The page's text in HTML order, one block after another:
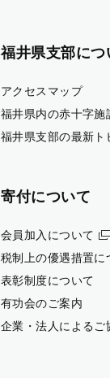
福井県支部につ
アクセスマップ
福井県内の赤十字施
福井県支部の最新ト
寄付について
会員加入について
税制上の優遇措置に
表彰制度について
有功会のご案内
企業・法人によるご